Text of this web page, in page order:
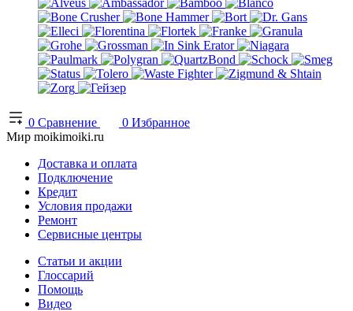
0 Сравнение 0 Избранное
Мир moikimoiki.ru
Доставка и оплата
Подключение
Кредит
Условия продажи
Ремонт
Сервисные центры
Статьи и акции
Глоссарий
Помощь
Видео